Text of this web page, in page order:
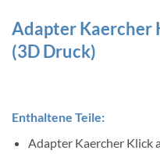
Adapter Kaercher
(3D Druck)
Enthaltene Teile:
Adapter Kaercher Klick